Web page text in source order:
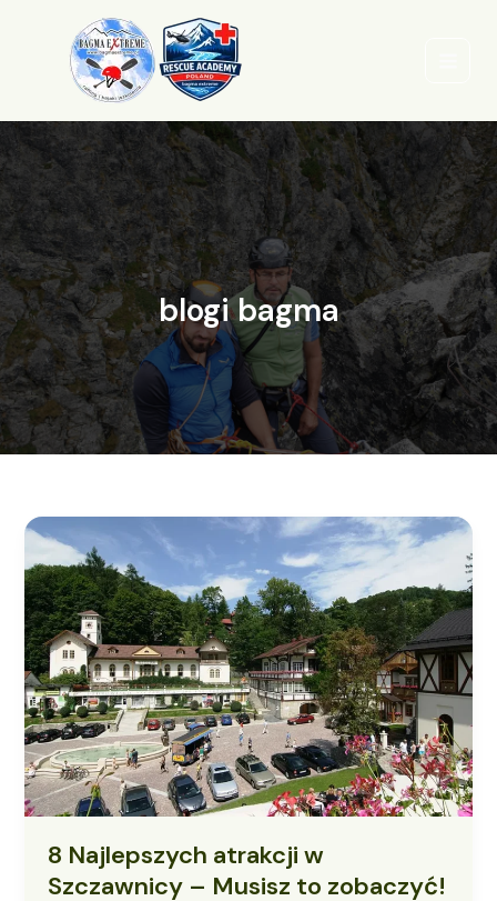
blogi bagma
8 Najlepszych atrakcji w
Szczawnicy – Musisz to zobaczyć!
Najlepszych
atrakcji
w
Szczawnicy
–
Musisz
to
zobaczyć!